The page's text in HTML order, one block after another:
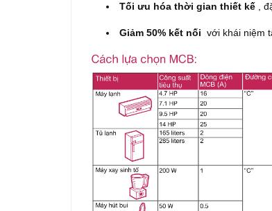
Tối ưu hóa thời gian thiết kế ,
Giảm 50% kết nối với khái niệm